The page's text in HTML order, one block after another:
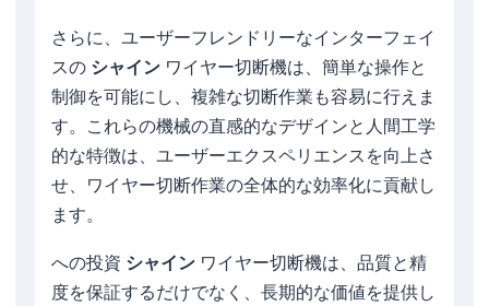
さらに、ユーザーフレンドリーなインターフェイ
スの シャイン ワイヤー切断機は、簡単な操作と
制御を可能にし、複雑な切断作業も容易に行えま
す。これらの機械の直感的なデザインと人間工学
的な特徴は、ユーザーエクスペリエンスを向上さ
せ、ワイヤー切断作業の全体的な効率化に貢献し
ます。
への投資 シャイン ワイヤー切断機は、品質と精
度を保証するだけでなく、長期的な価値を提供し